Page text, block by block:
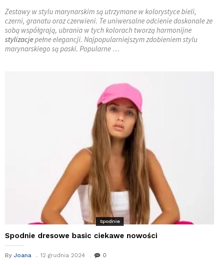
Zestawy w stylu marynarskim są utrzymane w kolorystyce bieli,
czerni, granatu oraz czerwieni. Te uniwersalne odcienie doskonale ze
sobą współgrają, ubrania w tych kolorach tworzą harmonijne
stylizacjepełne elegancji. Najpopularniejszym zdobieniem stylu
marynarskiego są paski. Popularne …
Spodnie
Spodnie dresowe basic ciekawe nowości
By Joana 12 grudnia 2024 0